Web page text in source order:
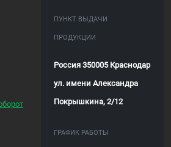
ПУНКТ ВЫДАЧИ
ПРОДУКЦИИ
Россия 350005 Краснодар
ул. имени Александра
Покрышкина, 2/12
ГРАФИК РАБОТЫ